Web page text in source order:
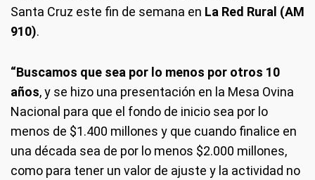
Santa Cruz este fin de semana en La Red Rural (AM
910).
“Buscamos que sea por lo menos por otros 10
años, y se hizo una presentación en la Mesa Ovina
Nacional para que el fondo de inicio sea por lo
menos de $1.400 millones y que cuando finalice en
una década sea de por lo menos $2.000 millones,
como para tener un valor de ajuste y la actividad no